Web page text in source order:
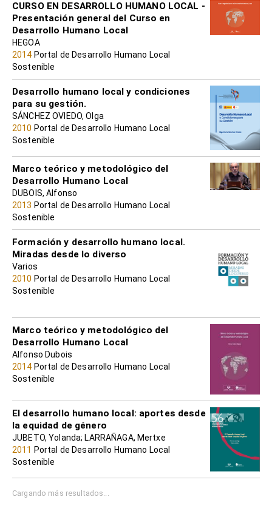
CURSO EN DESARROLLO HUMANO LOCAL -
Presentación general del Curso en
Desarrollo Humano Local
HEGOA
2014 Portal de Desarrollo Humano Local
Sostenible
Desarrollo humano local y condiciones
para su gestión.
SÁNCHEZ OVIEDO, Olga
2010 Portal de Desarrollo Humano Local
Sostenible
Marco teórico y metodológico del
Desarrollo Humano Local
DUBOIS, Alfonso
2013 Portal de Desarrollo Humano Local
Sostenible
Formación y desarrollo humano local.
Miradas desde lo diverso
Varios
2010 Portal de Desarrollo Humano Local
Sostenible
Marco teórico y metodológico del
Desarrollo Humano Local
Alfonso Dubois
2014 Portal de Desarrollo Humano Local
Sostenible
El desarrollo humano local: aportes desde
la equidad de género
JUBETO, Yolanda; LARRAÑAGA, Mertxe
2011 Portal de Desarrollo Humano Local
Sostenible
Cargando más resultados...